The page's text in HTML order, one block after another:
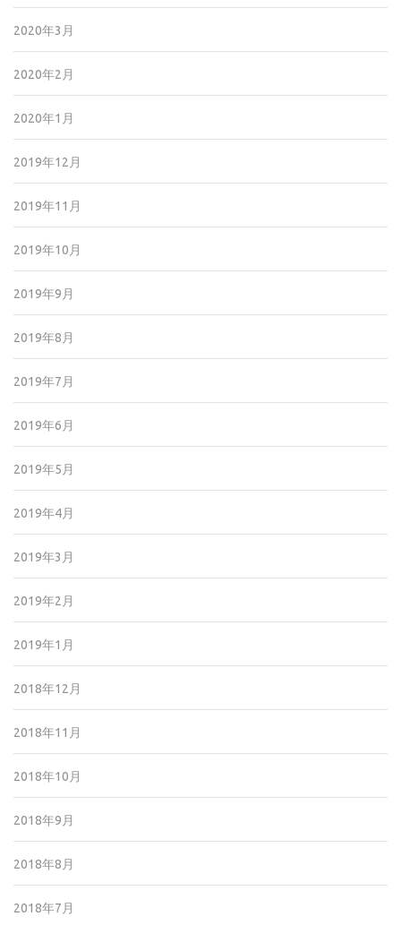
2020年3月
2020年2月
2020年1月
2019年12月
2019年11月
2019年10月
2019年9月
2019年8月
2019年7月
2019年6月
2019年5月
2019年4月
2019年3月
2019年2月
2019年1月
2018年12月
2018年11月
2018年10月
2018年9月
2018年8月
2018年7月